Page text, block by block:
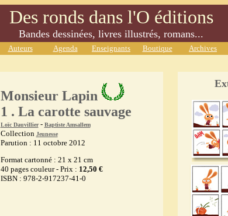
Des ronds dans l'O éditions
Bandes dessinées, livres illustrés, romans...
Auteurs Agenda Enseignants Boutique Archives
Monsieur Lapin
1 . La carotte sauvage
Loïc Dauvillier- Baptiste Amsallem
Collection Jeunesse
Parution : 11 octobre 2012
Format cartonné : 21 x 21 cm
40 pages couleur - Prix : 12,50 €
ISBN : 978-2-917237-41-0